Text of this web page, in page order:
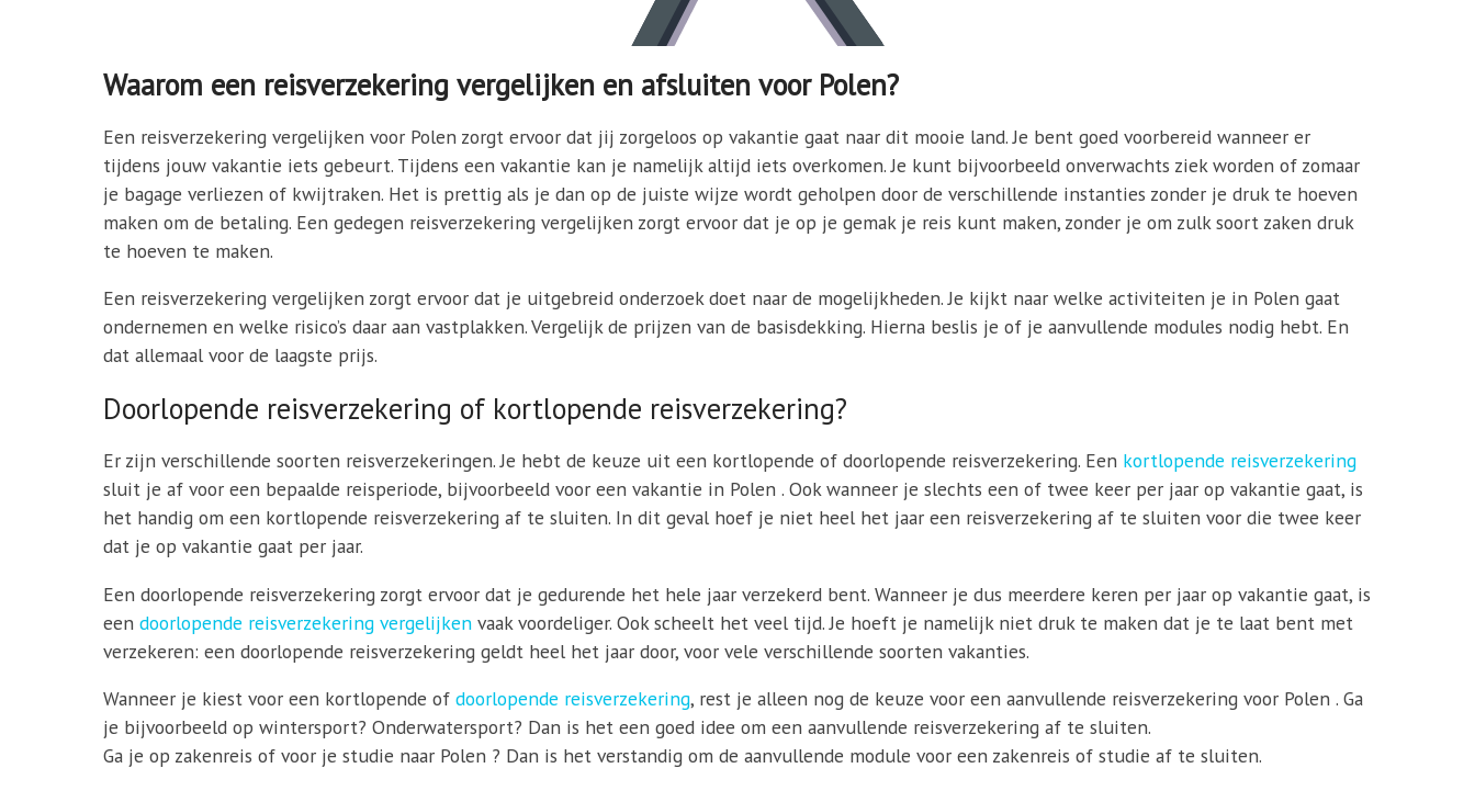
Waarom een reisverzekering vergelijken en afsluiten voor Polen?
Een reisverzekering vergelijken voor Polen zorgt ervoor dat jij zorgeloos op vakantie gaat naar dit mooie land. Je bent goed voorbereid wanneer er
tijdens jouw vakantie iets gebeurt. Tijdens een vakantie kan je namelijk altijd iets overkomen. Je kunt bijvoorbeeld onverwachts ziek worden of zomaar
je bagage verliezen of kwijtraken. Het is prettig als je dan op de juiste wijze wordt geholpen door de verschillende instanties zonder je druk te hoeven
maken om de betaling. Een gedegen reisverzekering vergelijken zorgt ervoor dat je op je gemak je reis kunt maken, zonder je om zulk soort zaken druk
te hoeven te maken.
Een reisverzekering vergelijken zorgt ervoor dat je uitgebreid onderzoek doet naar de mogelijkheden. Je kijkt naar welke activiteiten je in Polen gaat
ondernemen en welke risico’s daar aan vastplakken. Vergelijk de prijzen van de basisdekking. Hierna beslis je of je aanvullende modules nodig hebt. En
dat allemaal voor de laagste prijs.
Doorlopende reisverzekering of kortlopende reisverzekering?
Er zijn verschillende soorten reisverzekeringen. Je hebt de keuze uit een kortlopende of doorlopende reisverzekering. Een kortlopende reisverzekering
sluit je af voor een bepaalde reisperiode, bijvoorbeeld voor een vakantie in Polen . Ook wanneer je slechts een of twee keer per jaar op vakantie gaat, is
het handig om een kortlopende reisverzekering af te sluiten. In dit geval hoef je niet heel het jaar een reisverzekering af te sluiten voor die twee keer
dat je op vakantie gaat per jaar.
Een doorlopende reisverzekering zorgt ervoor dat je gedurende het hele jaar verzekerd bent. Wanneer je dus meerdere keren per jaar op vakantie gaat, is
eendoorlopende reisverzekering vergelijken vaak voordeliger. Ook scheelt het veel tijd. Je hoeft je namelijk niet druk te maken dat je te laat bent met
verzekeren: een doorlopende reisverzekering geldt heel het jaar door, voor vele verschillende soorten vakanties.
Wanneer je kiest voor een kortlopende ofdoorlopende reisverzekering, rest je alleen nog de keuze voor een aanvullende reisverzekering voor Polen . Ga
je bijvoorbeeld op wintersport? Onderwatersport? Dan is het een goed idee om een aanvullende reisverzekering af te sluiten.
Ga je op zakenreis of voor je studie naar Polen ? Dan is het verstandig om de aanvullende module voor een zakenreis of studie af te sluiten.